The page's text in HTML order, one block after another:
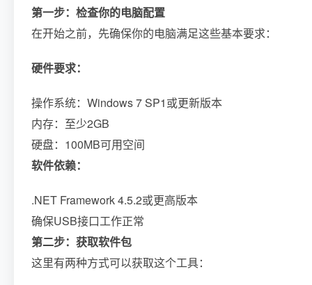
第一步：检查你的电脑配置
在开始之前，先确保你的电脑满足这些基本要求：
硬件要求：
操作系统：Windows 7 SP1或更新版本
内存：至少2GB
硬盘：100MB可用空间
软件依赖：
.NET Framework 4.5.2或更高版本
确保USB接口工作正常
第二步：获取软件包
这里有两种方式可以获取这个工具：